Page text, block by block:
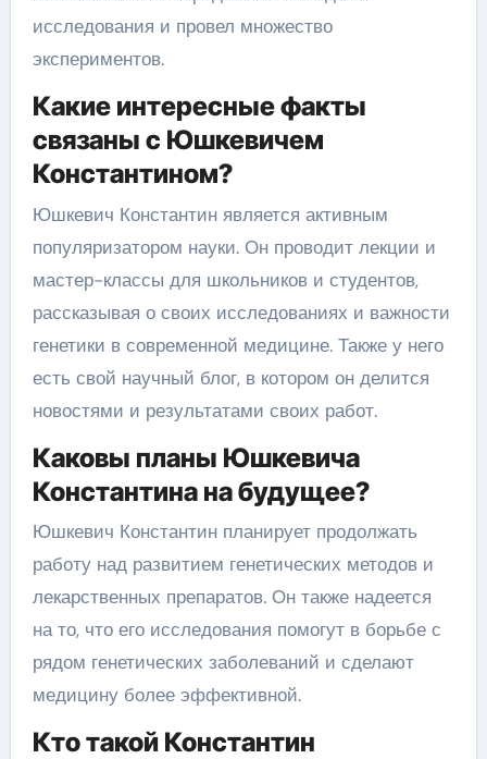
исследования и провел множество
экспериментов.
Какие интересные факты
связаны с Юшкевичем
Константином?
Юшкевич Константин является активным
популяризатором науки. Он проводит лекции и
мастер-классы для школьников и студентов,
рассказывая о своих исследованиях и важности
генетики в современной медицине. Также у него
есть свой научный блог, в котором он делится
новостями и результатами своих работ.
Каковы планы Юшкевича
Константина на будущее?
Юшкевич Константин планирует продолжать
работу над развитием генетических методов и
лекарственных препаратов. Он также надеется
на то, что его исследования помогут в борьбе с
рядом генетических заболеваний и сделают
медицину более эффективной.
Кто такой Константин